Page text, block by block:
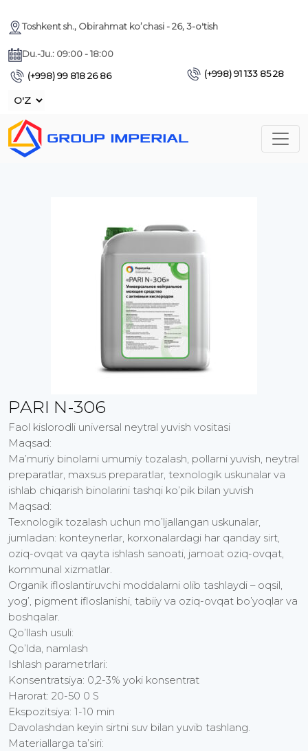
Toshkent sh., Obirahmat ko’chasi - 26, 3-o'tish
Du.-Ju.: 09:00 - 18:00
(+998) 99 818 26 86
(+998) 91 133 85 28
PARI N-306
Faol kislorodli universal neytral yuvish vositasi
Maqsad:
Ma’muriy binolarni umumiy tozalash, pollarni yuvish, neytral
preparatlar, maxsus preparatlar, texnologik uskunalar va
ishlab chiqarish binolarini tashqi ko’pik bilan yuvish
Maqsad:
Texnologik tozalash uchun mo’ljallangan uskunalar,
jumladan: konteynerlar, korxonalardagi har qanday sirt,
oziq-ovqat va qayta ishlash sanoati, jamoat oziq-ovqat,
kommunal xizmatlar.
Organik ifloslantiruvchi moddalarni olib tashlaydi – oqsil,
yog’, pigment ifloslanishi, tabiiy va oziq-ovqat bo’yoqlar va
boshqalar.
Qo’llash usuli:
Qo’lda, namlash
Ishlash parametrlari:
Konsentratsiya: 0,2-3% yoki konsentrat
Harorat: 20-50 0 S
Ekspozitsiya: 1-10 min
Davolashdan keyin sirtni suv bilan yuvib tashlang.
Materiallarga ta’siri: